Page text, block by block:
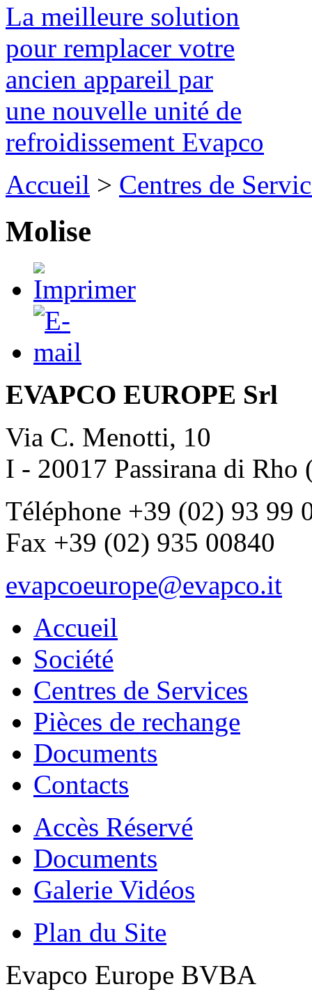
La meilleure solution
pour remplacer votre
ancien appareil par
une nouvelle unité de
refroidissement Evapco
Accueil > Centres de
Molise
EVAPCO EUROPE Srl
Via C. Menotti, 10
I - 20017 Passirana di Rho
Téléphone +39 (02) 93 99
Fax +39 (02) 935 00840
evapcoeurope@evapco.it
Accueil
Société
Centres de Services
Pièces de rechange
Documents
Contacts
Accès Réservé
Documents
Galerie Vidéos
Plan du Site
Evapco Europe BVBA